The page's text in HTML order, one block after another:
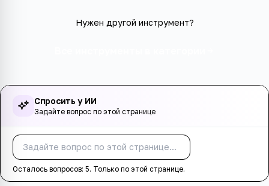
Нужен другой инструмент?
Спросить у ИИ
Задайте вопрос по этой странице
Осталось вопросов: 5. Только по этой странице.